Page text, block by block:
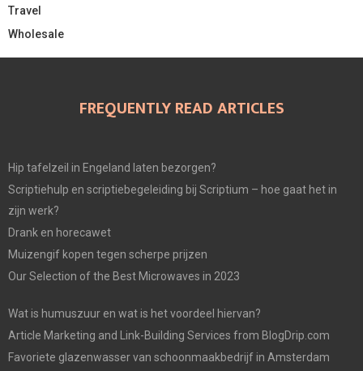
Travel
Wholesale
FREQUENTLY READ ARTICLES
Hip tafelzeil in Engeland laten bezorgen?
Scriptiehulp en scriptiebegeleiding bij Scriptium – hoe gaat het in
zijn werk?
Drank en horecawet
Muizengif kopen tegen scherpe prijzen
Our Selection of the Best Microwaves in 2023
Wat is humuszuur en wat is het voordeel hiervan?
Article Marketing and Link-Building Services from BlogDrip.com
Favoriete glazenwasser van schoonmaakbedrijf in Amsterdam